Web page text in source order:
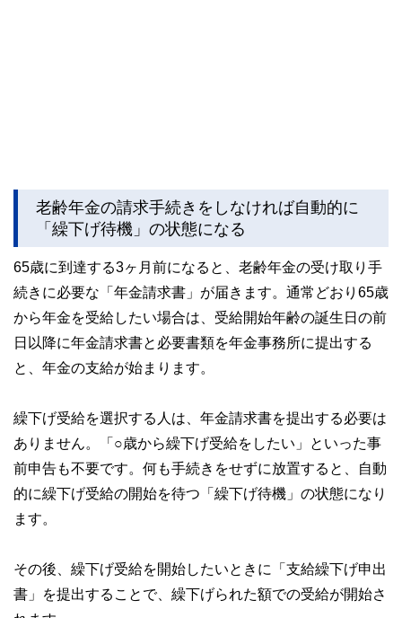
老齢年金の請求手続きをしなければ自動的に
「繰下げ待機」の状態になる
65歳に到達する3ヶ月前になると、老齢年金の受け取り手
続きに必要な「年金請求書」が届きます。通常どおり65歳
から年金を受給したい場合は、受給開始年齢の誕生日の前
日以降に年金請求書と必要書類を年金事務所に提出する
と、年金の支給が始まります。
繰下げ受給を選択する人は、年金請求書を提出する必要は
ありません。「○歳から繰下げ受給をしたい」といった事
前申告も不要です。何も手続きをせずに放置すると、自動
的に繰下げ受給の開始を待つ「繰下げ待機」の状態になり
ます。
その後、繰下げ受給を開始したいときに「支給繰下げ申出
書」を提出することで、繰下げられた額での受給が開始さ